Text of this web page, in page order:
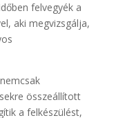
felvegyék a
aki megvizsgálja,
nemcsak
összeállított
a felkészülést,